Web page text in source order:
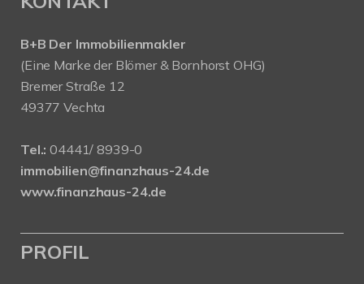
B+B Der Immobilienmakler
(Eine Marke der Blömer & Bornhorst OHG)
Bremer Straße 12
49377 Vechta
Tel.: 04441/ 8939-0
immobilien@finanzhaus-24.de
www.finanzhaus-24.de
PROFIL